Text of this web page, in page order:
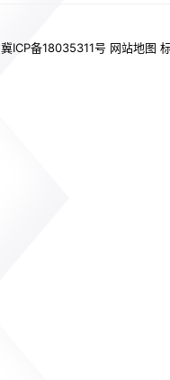
冀ICP备18035311号 网站地图